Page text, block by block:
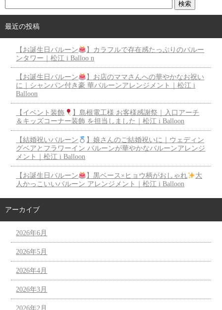
最近の投稿
【お誕生日バルーン
】カラフルで存在感たっぷりのバルー
ンタワー｜松江 i Balloo n
【お誕生日バルーン
】お店のママさんへの華やかなお祝い
に｜シャンパン付き豪 華バルーンアレンジメント｜松江 i
Balloon
【イベント装飾
】島根電工様 お客様感謝祭｜入口アーチ
＆キッズコーナー装飾 を担当しました｜松江 i Balloon
【結婚祝いバルーン
】娘さんのご結婚祝いに｜ウェディン
グベアとフラワーイン バルーンが華やかなバルーンアレンジ
メント｜松江 i Balloon
【お誕生日バルーン 】黒ベース×ヒョウ柄がおしゃれ
大
人かっこいいバルーン アレンジメント｜松江 i Balloon
アーカイブ
2026年6月
2026年5月
2026年4月
2026年3月
2026年2月